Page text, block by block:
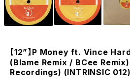
【12”】P Money ft. Vince
(Blame Remix / BCee
Recordings) (INTRINSIC 012)